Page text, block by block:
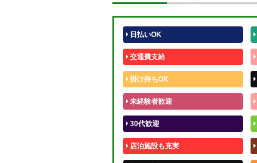
日払いOK
交通費支給
掛け持ちOK
未経験者歓迎
30代歓迎
店泊施設も充実